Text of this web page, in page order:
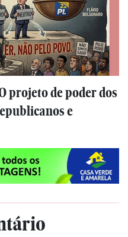
projeto de poder dos
e